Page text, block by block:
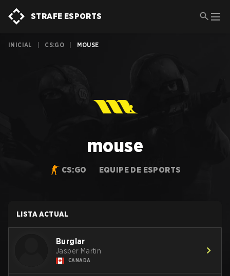
STRAFE ESPORTS
INICIAL CS:GO MOUSE
mouse
CS:GO EQUIPE DE ESPORTS
LISTA ACTUAL
Burglar
Jasper Martin
CANADA